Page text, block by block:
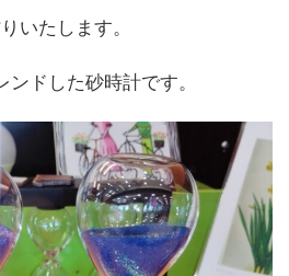
いたします。
ドした砂時計です。